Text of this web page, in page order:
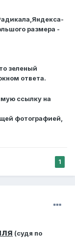
размера -
зеленый
ответа.
ссылку на
фотографией,
1
(судя по